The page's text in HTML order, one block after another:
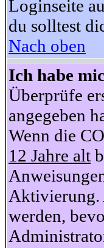
Loginseite
du solltest
Nach oben
Ich habe
Überprüfe
angegeben
Wenn die
12 Jahre alt
Aktivierung.
werden,